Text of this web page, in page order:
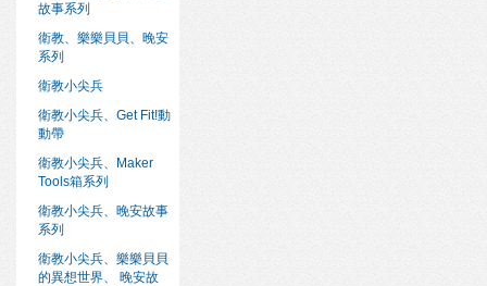
故事系列
衛教、樂樂貝貝、晚安
系列
衛教小尖兵
衛教小尖兵、Get Fit!動
動帶
衛教小尖兵、Maker
Tools箱系列
衛教小尖兵、晚安故事
系列
衛教小尖兵、樂樂貝貝
的異想世界、 晚安故